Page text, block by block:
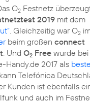
O2 Festnetz
2019 mit dem
. Gleichzeitig war O2
beim großen connect
. Und O2 Free wurde
Handy.de 2017 als
Telefónica
Kunden ist ebenfalls
und auch im